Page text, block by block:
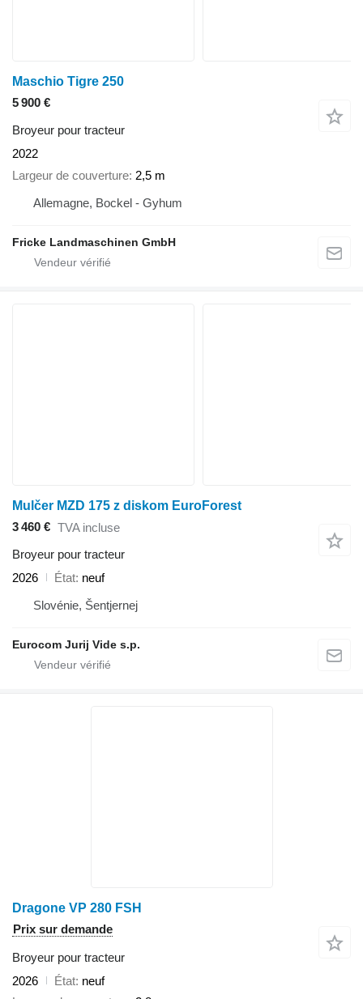
Maschio Tigre 250
5 900 €
Broyeur pour tracteur
2022
Largeur de couverture 2,5 m
Allemagne, Bockel - Gyhum
Fricke Landmaschinen GmbH
Mulčer MZD 175 z diskom EuroForest
3 460 € TVA incluse
Broyeur pour tracteur
2026
État neuf
Slovénie, Šentjernej
Eurocom Jurij Vide s.p.
Dragone VP 280 FSH
Prix sur demande
Broyeur pour tracteur
2026
État neuf